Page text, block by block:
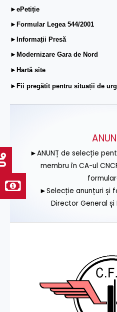
►ePetiție
►Formular Legea 544/2001
►Informații Presă
►Modernizare Gara de Nord
►Hartă site
►Fii pregătit pentru situații de
►ANUNȚ de selecție
membru în CA-ul
►Selecție anunțuri și
Director General